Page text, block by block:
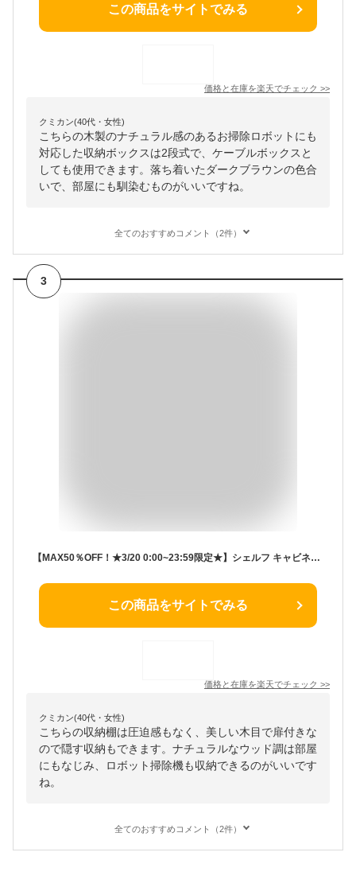
この商品をサイトでみる
価格と在庫を楽天でチェック >>
クミカン(40代・女性)
こちらの木製のナチュラル感のあるお掃除ロボットにも
対応した収納ボックスは2段式で、ケーブルボックスと
しても使用できます。落ち着いたダークブラウンの色合
いで、部屋にも馴染むものがいいですね。
全てのおすすめコメント（2件）
3
【MAX50％OFF！★3/20 0:00~23:59限定★】シェルフ キャビネット 収納棚 ラック ルーター収納 電話台 ルーターラック モデムラック プリンター台 木目 扉付き 見せる×隠す収納 脚付き 収納 棚 飾り棚 ディスプレイラック 幅67 ウッド調 ロボット掃除機 ゲーム
この商品をサイトでみる
価格と在庫を楽天でチェック >>
クミカン(40代・女性)
こちらの収納棚は圧迫感もなく、美しい木目で扉付きな
ので隠す収納もできます。ナチュラルなウッド調は部屋
にもなじみ、ロボット掃除機も収納できるのがいいです
ね。
全てのおすすめコメント（2件）